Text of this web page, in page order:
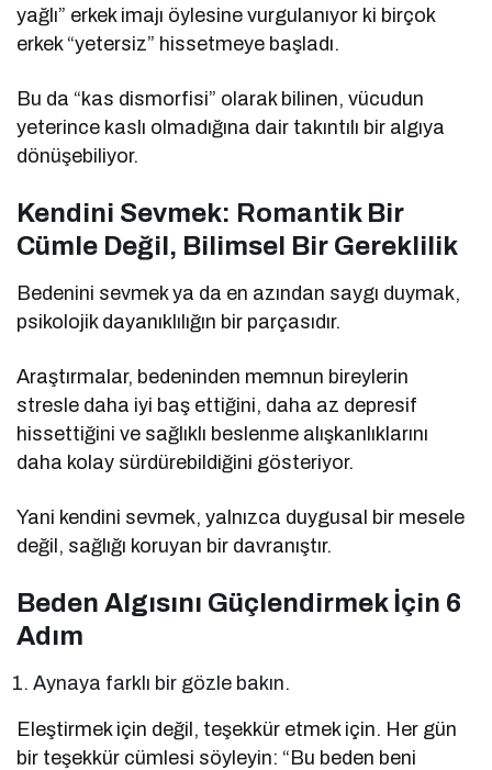
yağlı” erkek imajı öylesine vurgulanıyor ki birçok
erkek “yetersiz” hissetmeye başladı.
Bu da “kas dismorfisi” olarak bilinen, vücudun
yeterince kaslı olmadığına dair takıntılı bir algıya
dönüşebiliyor.
Kendini Sevmek: Romantik Bir
Cümle Değil, Bilimsel Bir Gereklilik
Bedenini sevmek ya da en azından saygı duymak,
psikolojik dayanıklılığın bir parçasıdır.
Araştırmalar, bedeninden memnun bireylerin
stresle daha iyi baş ettiğini, daha az depresif
hissettiğini ve sağlıklı beslenme alışkanlıklarını
daha kolay sürdürebildiğini gösteriyor.
Yani kendini sevmek, yalnızca duygusal bir mesele
değil, sağlığı koruyan bir davranıştır.
Beden Algısını Güçlendirmek İçin 6
Adım
Aynaya farklı bir gözle bakın.
Eleştirmek için değil, teşekkür etmek için. Her gün
bir teşekkür cümlesi söyleyin: “Bu beden beni